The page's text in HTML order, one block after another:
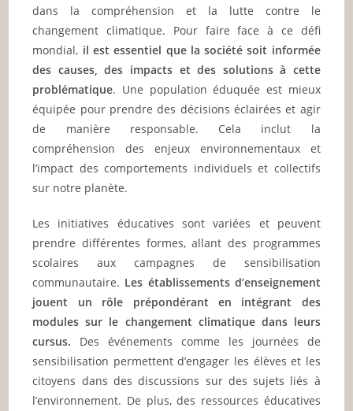
dans la compréhension et la lutte contre le
changement climatique. Pour faire face à ce défi
mondial, il est essentiel que la société soit informée
des causes, des impacts et des solutions à cette
problématique. Une population éduquée est mieux
équipée pour prendre des décisions éclairées et agir
de manière responsable. Cela inclut la
compréhension des enjeux environnementaux et
l’impact des comportements individuels et collectifs
sur notre planète.
Les initiatives éducatives sont variées et peuvent
prendre différentes formes, allant des programmes
scolaires aux campagnes de sensibilisation
communautaire. Les établissements d’enseignement
jouent un rôle prépondérant en intégrant des
modules sur le changement climatique dans leurs
cursus. Des événements comme les journées de
sensibilisation permettent d’engager les élèves et les
citoyens dans des discussions sur des sujets liés à
l’environnement. De plus, des ressources éducatives